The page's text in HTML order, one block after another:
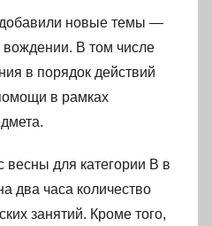
новые темы —
В том числе
в порядок действий
в рамках
для категории В в
два часа количество
занятий. Кроме того,